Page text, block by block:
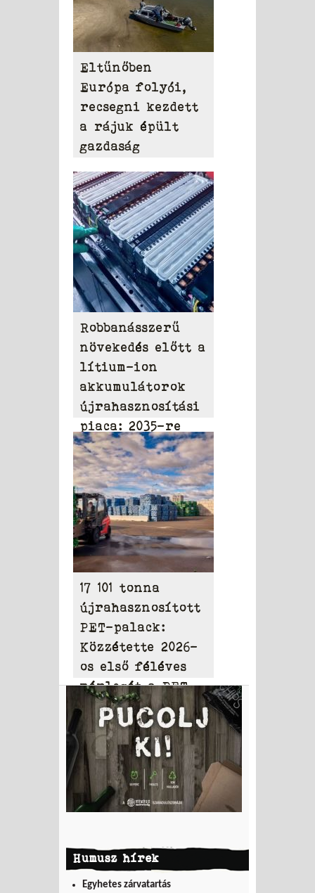
Eltűnőben
Európa folyói,
recsegni kezdett
a rájuk épült
gazdaság
Robbanásszerű
növekedés előtt a
lítium-ion
akkumulátorok
újrahasznosítási
piaca: 2035-re
elérheti a 31,95
milliárd dollárt
17 101 tonna
újrahasznosított
PET-palack:
Közzétette 2026-
os első féléves
mérlegét a PET
to PET
Humusz hírek
Egyhetes zárvatartás